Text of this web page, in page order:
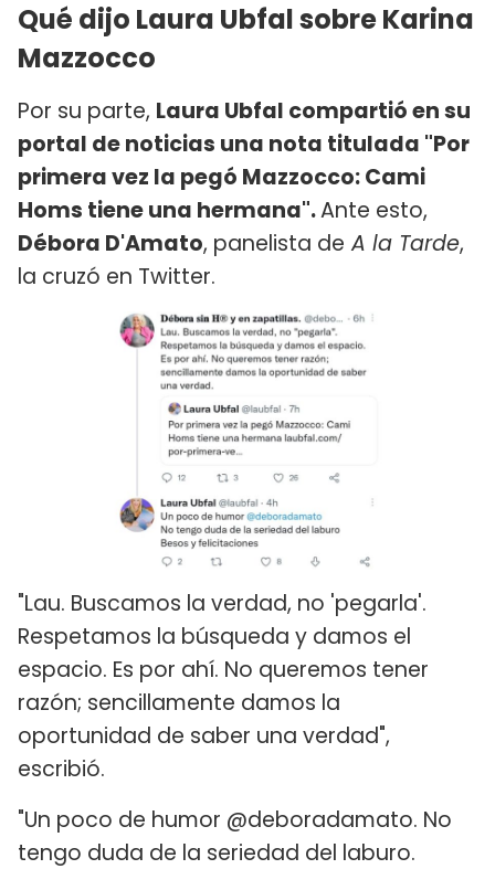
Qué dijo Laura Ubfal sobre Karina
Mazzocco
Por su parte, Laura Ubfal compartió en su
portal de noticias una nota titulada "Por
primera vez la pegó Mazzocco: Cami
Homs tiene una hermana".Ante esto,
Débora D'Amato, panelista de A la Tarde,
la cruzó en Twitter.
"Lau. Buscamos la verdad, no 'pegarla'.
Respetamos la búsqueda y damos el
espacio. Es por ahí. No queremos tener
razón; sencillamente damos la
oportunidad de saber una verdad",
escribió.
"Un poco de humor @deboradamato. No
tengo duda de la seriedad del laburo.